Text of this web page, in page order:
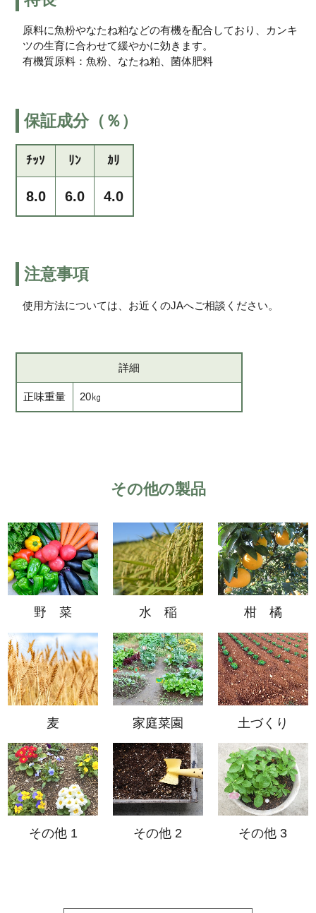
原料に魚粉やなたね粕などの有機を配合しており、カンキ
ツの生育に合わせて緩やかに効きます。
有機質原料：魚粉、なたね粕、菌体肥料
保証成分（％）
ﾁｯｿ ﾘﾝ ｶﾘ
8.0 6.0 4.0
注意事項
使用方法については、お近くのJAへご相談ください。
詳細
正味重量 20㎏
その他の製品
野 菜 水 稲 柑 橘
麦 家庭菜園 土づくり
その他 1 その他 2 その他 3